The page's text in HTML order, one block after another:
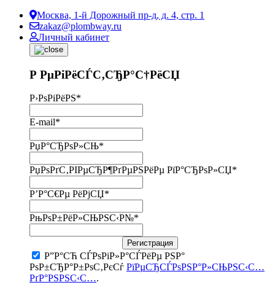
Москва, 1-й Дорожный пр-д, д. 4, стр. 1
zakaz@plombway.ru
Личный кабинет
Р РµРіРёСЃС‚СЂР°С†РёСЏ
Р›РѕРіРёРЅ*
E-mail*
РџР°СЂРѕР»СЊ*
РџРѕРґС‚РІРµСЂР¶РґРµРЅРёРµ РїР°СЂРѕР»СЏ*
Р’Р°С€Рµ РёРјСЏ*
РњРѕР±РёР»СЊРЅС‹Р№*
Регистрация
Р”Р°СЋ СЃРѕРіР»Р°СЃРёРµ РЅР°
РѕР±СЂР°Р±РѕС‚РєСѓ РїРµСЂСЃРѕРЅР°Р»СЊРЅС‹С…
РґР°РЅРЅС‹С….